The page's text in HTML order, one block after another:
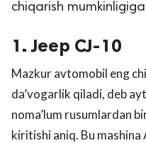
chiqarish
1. Jeep CJ-10
Mazkur avtomobil eng
da’vogarlik qiladi, deb
noma’lum rusumlardan
kiritishi aniq. Bu